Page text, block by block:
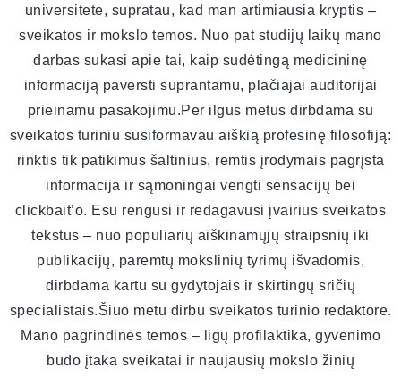
universitete, supratau, kad man artimiausia kryptis –
sveikatos ir mokslo temos. Nuo pat studijų laikų mano
darbas sukasi apie tai, kaip sudėtingą medicininę
informaciją paversti suprantamu, plačiajai auditorijai
prieinamu pasakojimu.Per ilgus metus dirbdama su
sveikatos turiniu susiformavau aiškią profesinę filosofiją:
rinktis tik patikimus šaltinius, remtis įrodymais pagrįsta
informacija ir sąmoningai vengti sensacijų bei
clickbait’o. Esu rengusi ir redagavusi įvairius sveikatos
tekstus – nuo populiarių aiškinamųjų straipsnių iki
publikacijų, paremtų mokslinių tyrimų išvadomis,
dirbdama kartu su gydytojais ir skirtingų sričių
specialistais.Šiuo metu dirbu sveikatos turinio redaktore.
Mano pagrindinės temos – ligų profilaktika, gyvenimo
būdo įtaka sveikatai ir naujausių mokslo žinių